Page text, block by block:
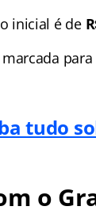
inicial é de
tudo
o